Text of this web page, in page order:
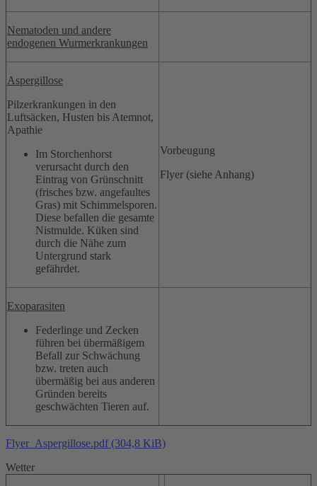
Nematoden und andere
endogenen Wurmerkrankungen
Aspergillose
Pilzerkrankungen in den
Luftsäcken, Husten bis Atemnot,
Apathie
Im Storchenhorst
verursacht durch den
Eintrag von Grünschnitt
(frisches bzw. angefaultes
Gras) mit Schimmelsporen.
Diese befallen die gesamte
Nistmulde. Küken sind
durch die Nähe zum
Untergrund stark
gefährdet.
Vorbeugung
Flyer (siehe Anhang)
Exoparasiten
Federlinge und Zecken
führen bei übermäßigem
Befall zur Schwächung
bzw. treten auch
übermäßig bei aus anderen
Gründen bereits
geschwächten Tieren auf.
Flyer_Aspergillose.pdf (304,8 KiB)
Wetter